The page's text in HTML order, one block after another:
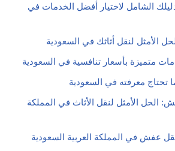
الشامل لاختيار أفضل الخدمات في
الأمثل لنقل أثاثك في السعودية
متميزة بأسعار تنافسية في السعودية
معرفته في السعودية
الحل الأمثل لنقل الأثاث في المملكة
عفش في المملكة العربية السعودية